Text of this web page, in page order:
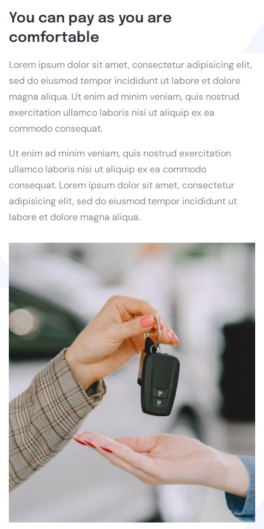
You can pay as you are
comfortable
Lorem ipsum dolor sit amet, consectetur adipisicing elit,
sed do eiusmod tempor incididunt ut labore et dolore
magna aliqua. Ut enim ad minim veniam, quis nostrud
exercitation ullamco laboris nisi ut aliquip ex ea
commodo consequat.
Ut enim ad minim veniam, quis nostrud exercitation
ullamco laboris nisi ut aliquip ex ea commodo
consequat. Lorem ipsum dolor sit amet, consectetur
adipisicing elit, sed do eiusmod tempor incididunt ut
labore et dolore magna aliqua.